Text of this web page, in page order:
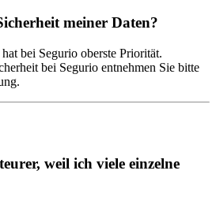
meiner Daten?
bei Segurio oberste Priorität.
bei Segurio entnehmen Sie bitte
weil ich viele einzelne